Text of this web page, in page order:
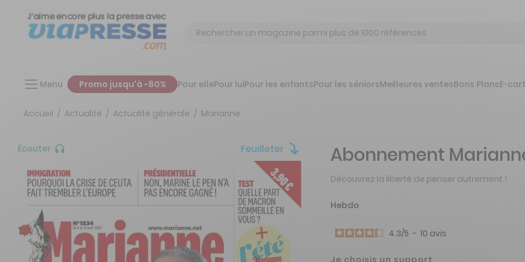
Chercher
Menu Promo jusqu'à -80% Pour ellePour luiPour les enfantsPour les séniorsMeilleures ventesBons PlansE-
Accueil Actualité Actualité générale Marianne
Écouter Feuilleter Abonnement
Découvrez la liberté de penser autrement !
Hebdo
4.3/5 - 10 avis
Je choisis un support